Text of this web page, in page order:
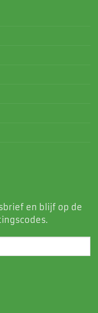
en blijf op de